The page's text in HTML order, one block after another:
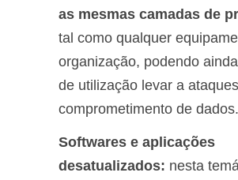
as mesmas camadas de
tal como qualquer
organização, podendo
de utilização levar a
comprometimento de dados.
Softwares e aplicações
desatualizados: nesta